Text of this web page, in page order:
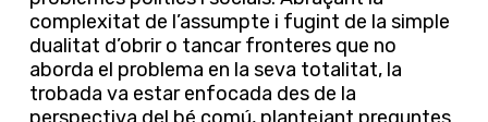
complexitat de l’assumpte i fugint de la simple
dualitat d’obrir o tancar fronteres que no
aborda el problema en la seva totalitat, la
trobada va estar enfocada des de la